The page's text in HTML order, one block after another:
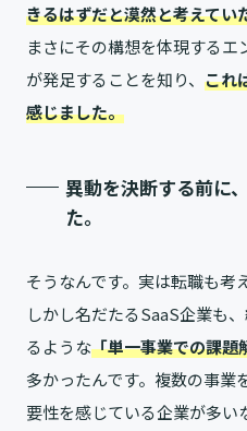
きるはずだと漠然と考えてい
まさにその構想を体現する
が発足することを知り、 これ
感じました。
異動を決断する前に
た。
そうなんです。実は転職も考
しかし名だたるSaaS企業も
るような「単一事業での課題
多かったんです。複数の事業
要性を感じている企業が多い